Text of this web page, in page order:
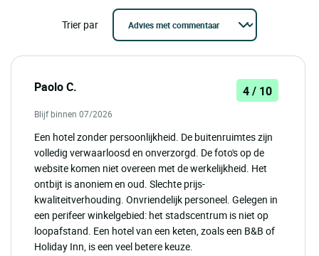
Trier par
Paolo C. 4 / 10
Blijf binnen 07/2026
Een hotel zonder persoonlijkheid. De buitenruimtes zijn
volledig verwaarloosd en onverzorgd. De foto's op de
website komen niet overeen met de werkelijkheid. Het
ontbijt is anoniem en oud. Slechte prijs-
kwaliteitverhouding. Onvriendelijk personeel. Gelegen in
een perifeer winkelgebied: het stadscentrum is niet op
loopafstand. Een hotel van een keten, zoals een B&B of
Holiday Inn, is een veel betere keuze.